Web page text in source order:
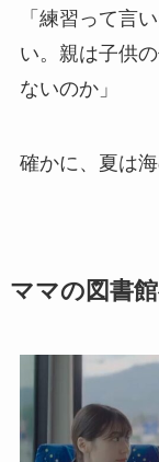
「練習って言
い。親は子供
ないのか」
確かに、夏は
ママの図書